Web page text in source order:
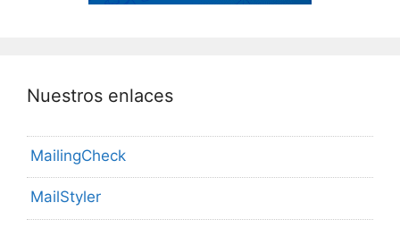
Nuestros enlaces
MailingCheck
MailStyler